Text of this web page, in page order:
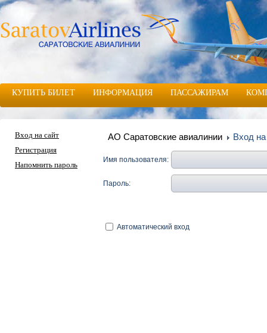
КУПИТЬ БИЛЕТ ИНФОРМАЦИЯ ПАССАЖИРАМ
Вход на сайт
Регистрация
Напомнить пароль
АО Саратовские авиалинии Вход на
Имя пользователя:
Пароль:
Автоматический вход